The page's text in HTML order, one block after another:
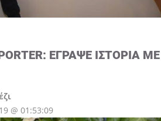
ΈΓΡΑΨΕ ΙΣΤΟΡΊΑ
Instagram
@ 01:53:09